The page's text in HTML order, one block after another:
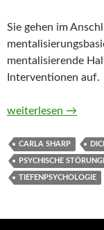
Sie gehen im
mentalisierende
Interventionen auf.
Mentalisieren in
weiterlesen →
CARLA SHARP
PSYCHISCHE
TIEFENPSYCHOLOGIE